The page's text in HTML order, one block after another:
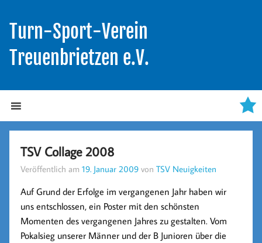
Turn-Sport-Verein
Treuenbrietzen e.V.
TSV Collage 2008
Veröffentlich am19. Januar 2009 vonTSV Neuigkeiten
Auf Grund der Erfolge im vergangenen Jahr haben wir
uns entschlossen, ein Poster mit den schönsten
Momenten des vergangenen Jahres zu gestalten. Vom
Pokalsieg unserer Männer und der B Junioren über die